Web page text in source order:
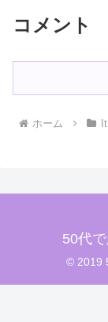
コメント
ホーム It
50代
© 2019